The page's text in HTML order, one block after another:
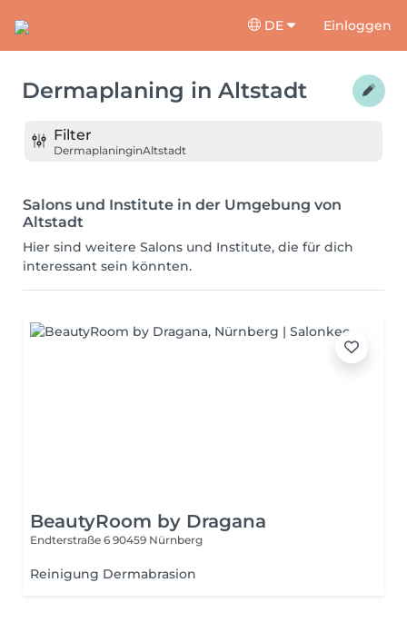
DE Einloggen
Dermaplaning in Altstadt
Filter
DermaplaninginAltstadt
Salons und Institute in der Umgebung von
Altstadt
Hier sind weitere Salons und Institute, die für dich
interessant sein könnten.
BeautyRoom by Dragana
Endterstraße 6 90459 Nürnberg
Reinigung Dermabrasion